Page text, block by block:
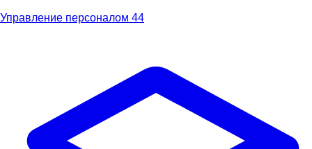
Управление персоналом 44